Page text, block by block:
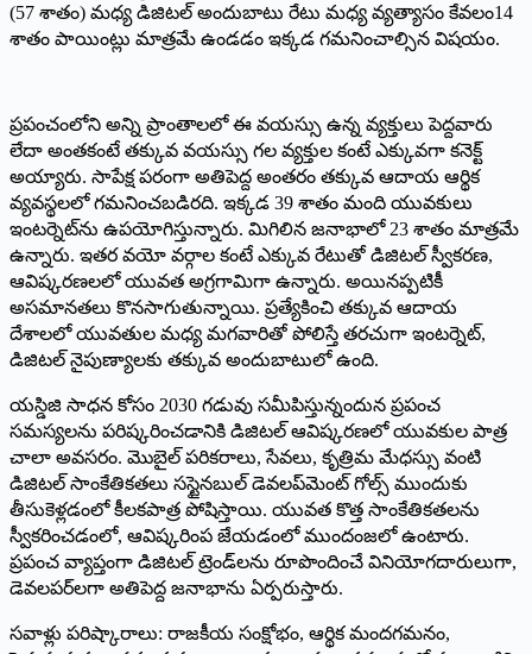
(57 శాతం) మధ్య డిజిటల్‌ అందుబాటు రేటు మధ్య వ్యత్యాసం కేవలం14
శాతం పాయింట్లు మాత్రమే ఉండడం ఇక్కడ గమనించాల్సిన విషయం.
ప్రపంచంలోని అన్ని ప్రాంతాలలో ఈ వయస్సు ఉన్న వ్యక్తులు పెద్దవారు
లేదా అంతకంటే తక్కువ వయస్సు గల వ్యక్తుల కంటే ఎక్కువగా కనెక్ట్‌
అయ్యారు. సాపేక్ష పరంగా అతిపెద్ద అంతరం తక్కువ ఆదాయ ఆర్థిక
వ్యవస్థలలో గమనించబడిరది. ఇక్కడ 39 శాతం మంది యువకులు
ఇంటర్నెట్‌ను ఉపయోగిస్తున్నారు. మిగిలిన జనాభాలో 23 శాతం మాత్రమే
ఉన్నారు. ఇతర వయో వర్గాల కంటే ఎక్కువ రేటుతో డిజిటల్‌ స్వీకరణ,
ఆవిష్కరణలలో యువత అగ్రగామిగా ఉన్నారు. అయినప్పటికీ
అసమానతలు కొనసాగుతున్నాయి. ప్రత్యేకించి తక్కువ ఆదాయ
దేశాలలో యువతుల మధ్య మగవారితో పోలిస్తే తరచుగా ఇంటర్నెట్‌,
డిజిటల్‌ నైపుణ్యాలకు తక్కువ అందుబాటులో ఉంది.
యస్డిజి సాధన కోసం 2030 గడువు సమీపిస్తున్నందున ప్రపంచ
సమస్యలను పరిష్కరించడానికి డిజిటల్‌ ఆవిష్కరణలో యువకుల పాత్ర
చాలా అవసరం. మొబైల్‌ పరికరాలు, సేవలు, కృత్రిమ మేధస్సు వంటి
డిజిటల్‌ సాంకేతికతలు సస్టైనబుల్‌ డెవలప్‌మెంట్‌ గోల్స్‌ ముందుకు
తీసుకెళ్లడంలో కీలకపాత్ర పోషిస్తాయి. యువత కొత్త సాంకేతికతలను
స్వీకరించడంలో, ఆవిష్కరింప జేయడంలో ముందంజలో ఉంటారు.
ప్రపంచ వ్యాప్తంగా డిజిటల్‌ ట్రెండ్‌లను రూపొందించే వినియోగదారులుగా,
డెవలపర్‌లగా అతిపెద్ద జనాభాను ఏర్పరుస్తారు.
సవాళ్లు పరిష్కారాలు: రాజకీయ సంక్షోభం, ఆర్థిక మందగమనం,